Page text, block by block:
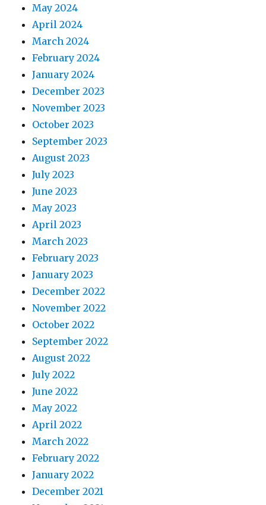
May 2024
April 2024
March 2024
February 2024
January 2024
December 2023
November 2023
October 2023
September 2023
August 2023
July 2023
June 2023
May 2023
April 2023
March 2023
February 2023
January 2023
December 2022
November 2022
October 2022
September 2022
August 2022
July 2022
June 2022
May 2022
April 2022
March 2022
February 2022
January 2022
December 2021